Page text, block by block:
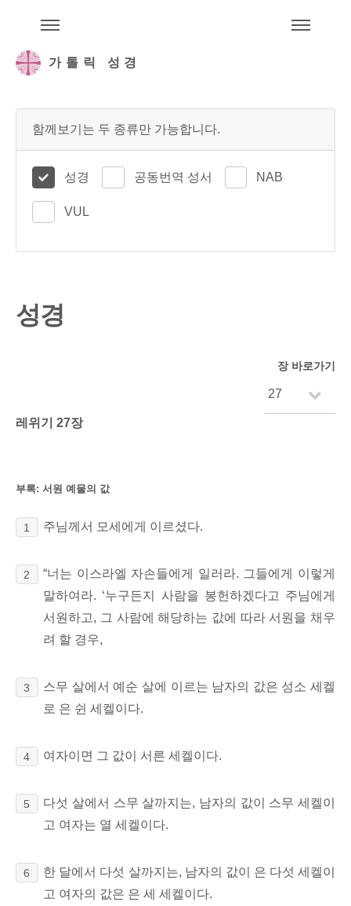
가톨릭 성경
함께보기는 두 종류만 가능합니다.
성경 공동번역 성서 NAB
VUL
성경
장 바로가기
레위기 27장
부록: 서원 예물의 값
1 주님께서 모세에게 이르셨다.
2
“너는 이스라엘 자손들에게 일러라. 그들에게 이렇게
말하여라. ‘누구든지 사람을 봉헌하겠다고 주님에게
서원하고, 그 사람에 해당하는 값에 따라 서원을 채우
려 할 경우,
3
스무 살에서 예순 살에 이르는 남자의 값은 성소 세켈
로 은 쉰 세켈이다.
4 여자이면 그 값이 서른 세켈이다.
5
다섯 살에서 스무 살까지는, 남자의 값이 스무 세켈이
고 여자는 열 세켈이다.
6
한 달에서 다섯 살까지는, 남자의 값이 은 다섯 세켈이
고 여자의 값은 은 세 세켈이다.